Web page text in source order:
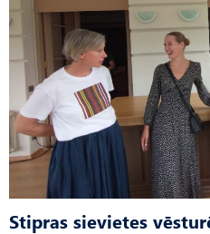
Stipras sievietes